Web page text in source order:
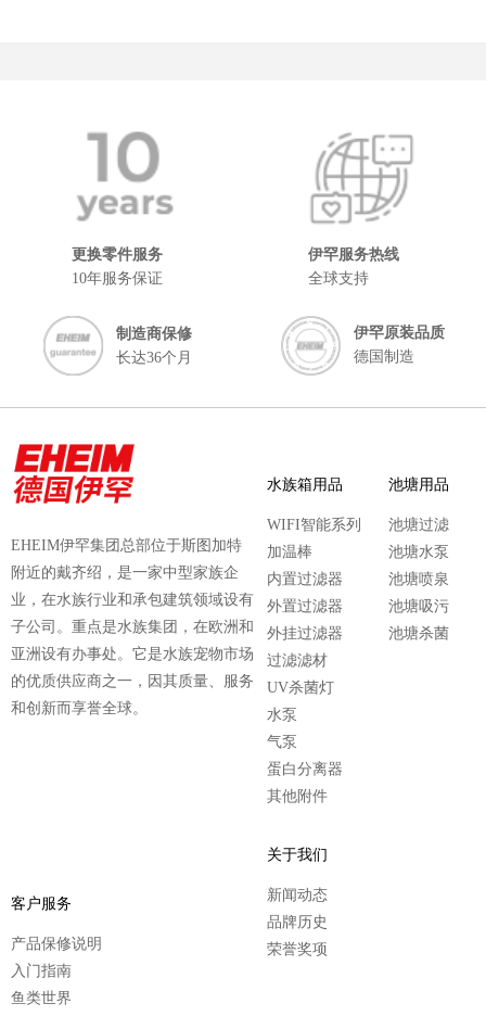
更换零件服务
10年服务保证
伊罕服务热线
全球支持
制造商保修
长达36个月
伊罕原装品质
德国制造
EHEIM伊罕集团总部位于斯图加特
附近的戴齐绍，是一家中型家族企
业，在水族行业和承包建筑领域设有
子公司。重点是水族集团，在欧洲和
亚洲设有办事处。它是水族宠物市场
的优质供应商之一，因其质量、服务
和创新而享誉全球。
水族箱用品
WIFI智能系列
加温棒
内置过滤器
外置过滤器
外挂过滤器
过滤滤材
UV杀菌灯
水泵
气泵
蛋白分离器
其他附件
池塘用品
池塘过滤
池塘水泵
池塘喷泉
池塘吸污
池塘杀菌
客户服务
产品保修说明
入门指南
鱼类世界
关于我们
新闻动态
品牌历史
荣誉奖项